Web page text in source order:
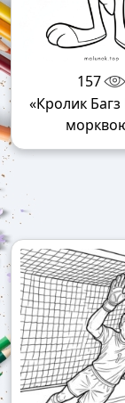
157
«Кролик Багз